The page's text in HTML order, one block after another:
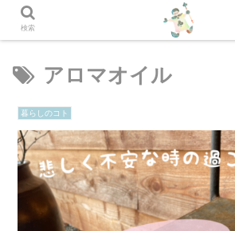
アロマオイル
暮らしのコト
検索